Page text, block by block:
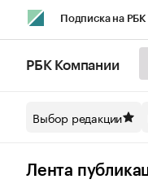
Подписка на РБК
Спецпроекты
Технологии и
РБК Компании
Выбор редакции
Лента